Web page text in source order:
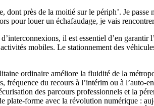
dont près de la moitié sur le périph’. Je
pour louer un échafaudage, je vais
il est essentiel d’en
mobiles. Le stationnement des
ordinaire améliore la fluidité de la
du recours à l’intérim ou à
des parcours professionnels et la
plate-forme avec la révolution numérique :